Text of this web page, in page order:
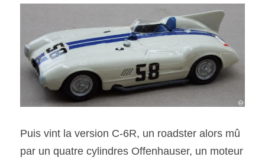
Puis vint la version C-6R, un roadster alors mû
par un quatre cylindres Offenhauser, un moteur